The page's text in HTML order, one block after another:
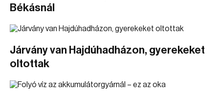
Békásnál
Járvány van Hajdúhadházon, gyerekeket
oltottak